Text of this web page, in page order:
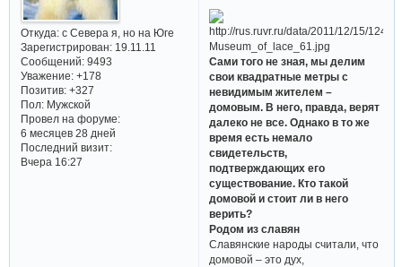
Откуда:с Севера я, но на Юге
Зарегистрирован: 19.11.11
Сообщений:9493
Уважение: +178
Позитив: +327
Пол:Мужской
Провел на форуме:
6 месяцев 28 дней
Последний визит:
Вчера 16:27
Сами того не зная, мы делим
свои квадратные метры с
невидимым жителем –
домовым. В него, правда, верят
далеко не все. Однако в то же
время есть немало
свидетельств,
подтверждающих его
существование. Кто такой
домовой и стоит ли в него
верить?
Родом из славян
Славянские народы считали, что
домовой – это дух,